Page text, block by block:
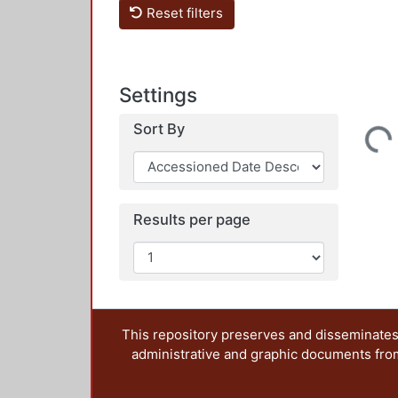
Reset filters
Settings
Sort By
Results per page
Loading...
This repository preserves and
administrative and graphic documents